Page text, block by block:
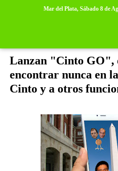
Mar del Plata, Sábado 8 de
Lanzan "Cinto GO",
encontrar nunca en
Cinto y a otros